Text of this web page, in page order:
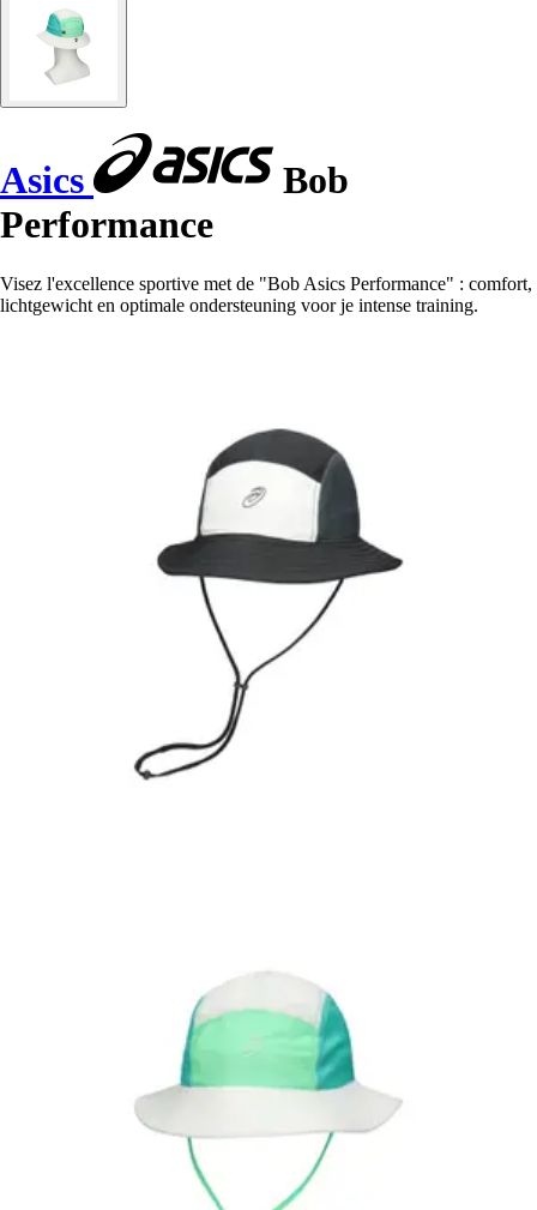
Asics
Bob
Performance
Visez l'excellence sportive met de "Bob Asics Performance" : comfort,
lichtgewicht en optimale ondersteuning voor je intense training.